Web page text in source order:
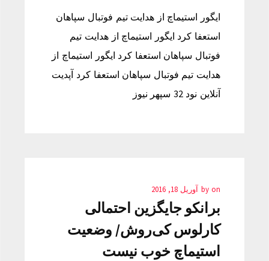
ایگور استیماچ از هدایت تیم فوتبال سپاهان
استعفا کرد ایگور استیماچ از هدایت تیم
فوتبال سپاهان استعفا کرد ایگور استیماچ از
هدایت تیم فوتبال سپاهان استعفا کرد آپدیت
آنلاین نود 32 سپهر نیوز
by on آوریل 18, 2016
برانکو جایگزین احتمالی
کارلوس کی‌روش/ وضعیت
استیماچ خوب نیست